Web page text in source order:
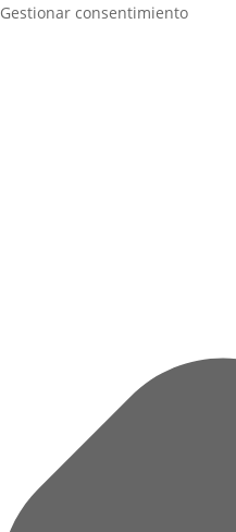
Gestionar consentimiento